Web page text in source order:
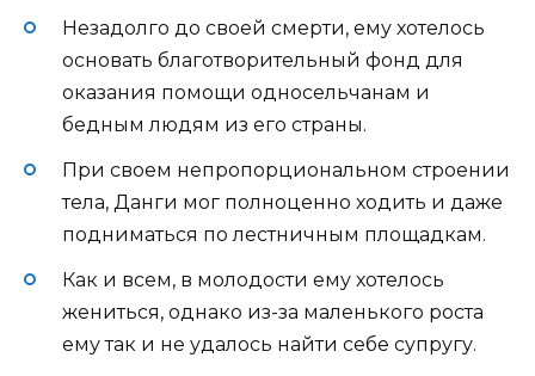
Незадолго до своей смерти, ему хотелось
основать благотворительный фонд для
оказания помощи односельчанам и
бедным людям из его страны.
При своем непропорциональном строении
тела, Данги мог полноценно ходить и даже
подниматься по лестничным площадкам.
Как и всем, в молодости ему хотелось
жениться, однако из-за маленького роста
ему так и не удалось найти себе супругу.